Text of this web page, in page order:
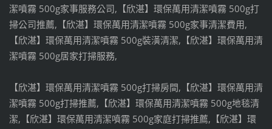
潔噴霧 500g家事服務公司,【欣湛】環保萬用清潔噴霧 500g打
掃公司推薦,【欣湛】環保萬用清潔噴霧 500g家事清潔費用,
【欣湛】環保萬用清潔噴霧 500g裝潢清潔,【欣湛】環保萬用清
潔噴霧 500g居家打掃服務,
【欣湛】環保萬用清潔噴霧 500g打掃房間,【欣湛】環保萬用清
潔噴霧 500g打掃推薦,【欣湛】環保萬用清潔噴霧 500g地毯清
潔,【欣湛】環保萬用清潔噴霧 500g家庭打掃推薦,【欣湛】環